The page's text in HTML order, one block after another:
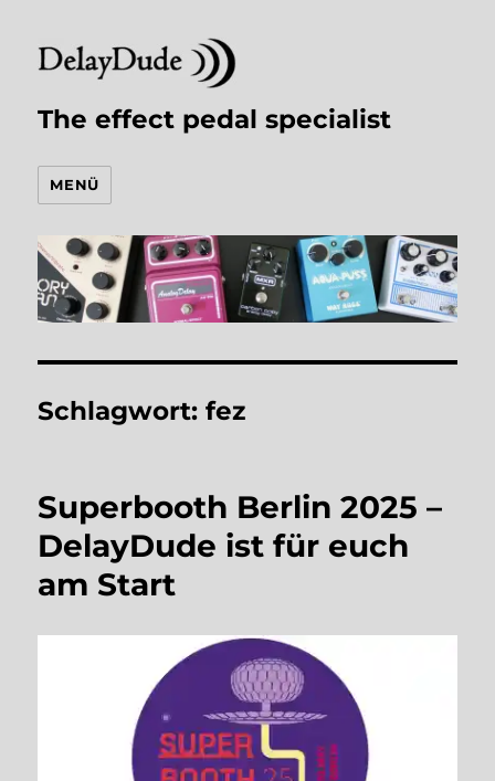
The effect pedal specialist
MENÜ
Schlagwort:fez
Superbooth Berlin 2025 –
DelayDude ist für euch
am Start